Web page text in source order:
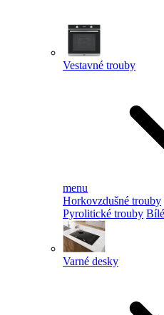
Vestavné trouby
menu
Horkovzdušné trouby
Pyrolitické trouby Bílé
Varné desky